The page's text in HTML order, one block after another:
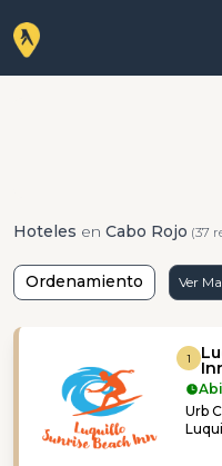
Hoteles en Cabo Rojo (37
Ordenamiento Ver
1
Urb